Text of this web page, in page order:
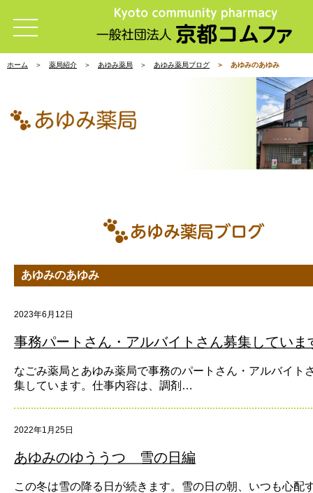
ホーム 薬局紹介 あゆみ薬局 あゆみ薬局ブログ あゆみのあゆみ
あゆみのあゆみ
2023年6月12日
事務パートさん・アルバイトさん募集していま
なごみ薬局とあゆみ薬局で事務のパートさん・アルバイト
集しています。仕事内容は、調剤…
2022年1月25日
あゆみのゆううつ 雪の日編
この冬は雪の降る日が続きます。雪の日の朝、いつも心配